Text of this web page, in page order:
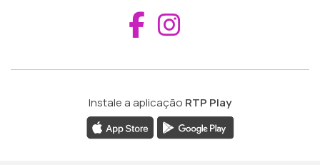
Aceder ao
Instale a aplicação RTP Play